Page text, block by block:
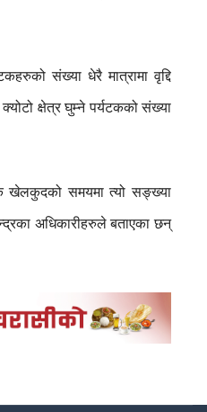
संख्या धेरै मात्रामा वृद्दि
क्षेत्र घुम्ने पर्यटकको संख्या
खेलकुदको समयमा त्यो सङ्ख्या
अधिकारीहरुले बताएका छन्